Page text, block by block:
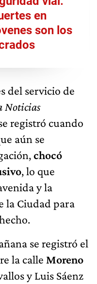
en
son los
del servicio de
Noticias
registró cuando
aún se
chocó
, lo que
y la
la Ciudad para
se registró el
la calle Moreno
y Luis Sáenz